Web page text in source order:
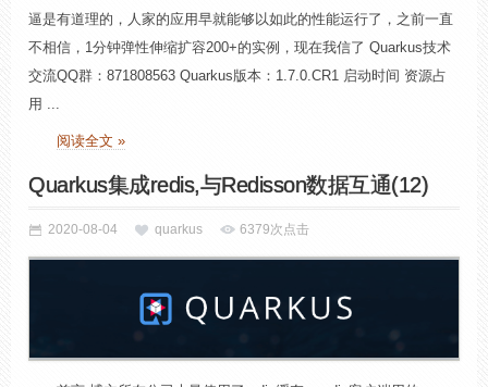
逼是有道理的，人家的应用早就能够以如此的性能运行了，之前一直
不相信，1分钟弹性伸缩扩容200+的实例，现在我信了 Quarkus技术
交流QQ群：871808563 Quarkus版本：1.7.0.CR1 启动时间 资源占
用 ...
阅读全文 »
Quarkus集成redis,与Redisson数据互通(12)
2020-08-04 quarkus 6379次点击